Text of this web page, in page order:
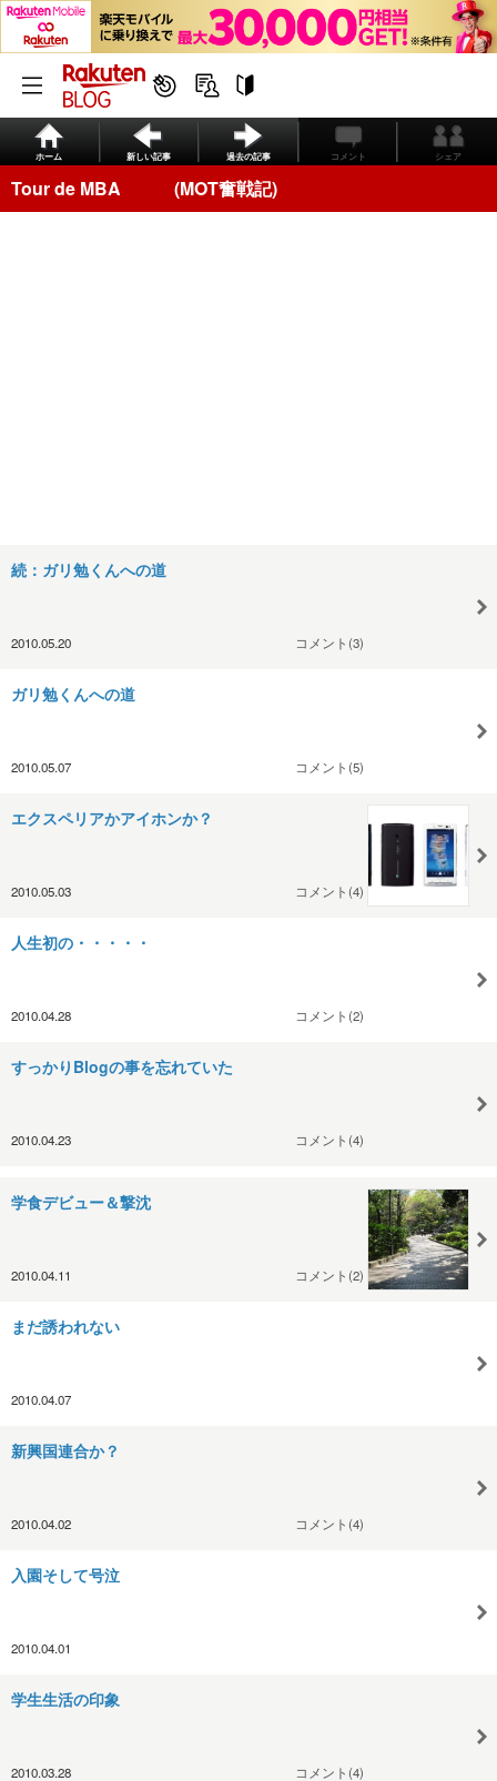
ホーム 新しい記事 過去の記事 コメント シェア
Tour de MBA (MOT奮戦記)
続：ガリ勉くんへの道
2010.05.20 コメント(3)
ガリ勉くんへの道
2010.05.07 コメント(5)
エクスペリアかアイホンか？
2010.05.03 コメント(4)
人生初の・・・・・
2010.04.28 コメント(2)
すっかりBlogの事を忘れていた
2010.04.23 コメント(4)
学食デビュー＆撃沈
2010.04.11 コメント(2)
まだ誘われない
2010.04.07
新興国連合か？
2010.04.02 コメント(4)
入園そして号泣
2010.04.01
学生生活の印象
2010.03.28 コメント(4)